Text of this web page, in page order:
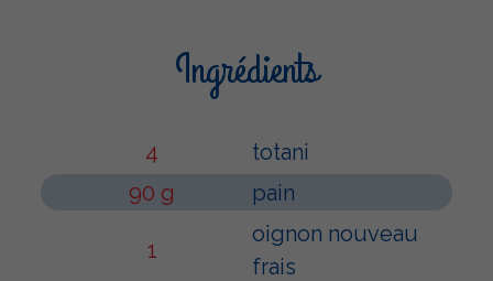
Ingrédients
4
totani
90 g
pain
1
oignon nouveau
frais